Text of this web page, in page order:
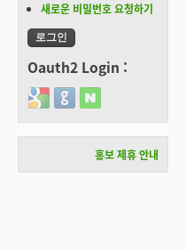
새로운 비밀번호 요청하기
Oauth2 Login :
Login with Google
Login with GitHub
Login with Naver
홍보 제휴 안내